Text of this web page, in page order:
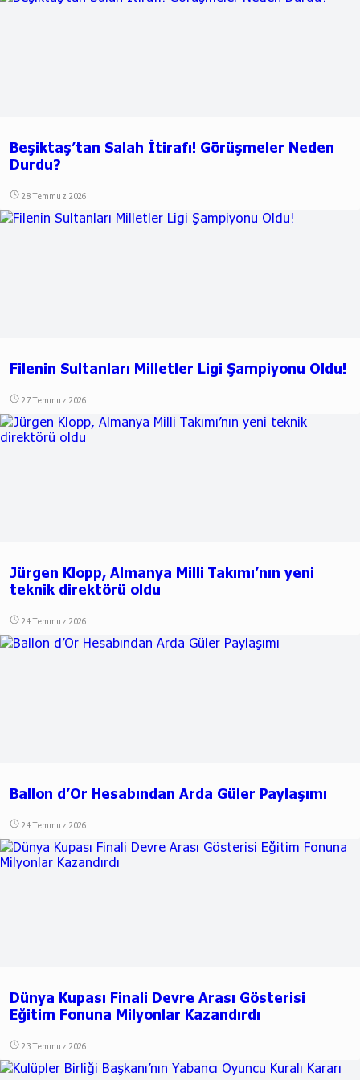
Beşiktaş’tan Salah İtirafı! Görüşmeler Neden
Durdu?
28 Temmuz 2026
Filenin Sultanları Milletler Ligi Şampiyonu Oldu!
27 Temmuz 2026
Jürgen Klopp, Almanya Milli Takımı’nın yeni
teknik direktörü oldu
24 Temmuz 2026
Ballon d’Or Hesabından Arda Güler Paylaşımı
24 Temmuz 2026
Dünya Kupası Finali Devre Arası Gösterisi
Eğitim Fonuna Milyonlar Kazandırdı
23 Temmuz 2026